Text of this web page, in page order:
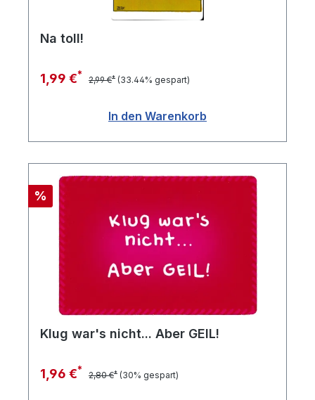
Na toll!
1,99 €* 2,99 €* (33.44% gespart)
In den Warenkorb
Rabatt
%
Klug war's nicht... Aber GEIL!
1,96 €* 2,80 €* (30% gespart)